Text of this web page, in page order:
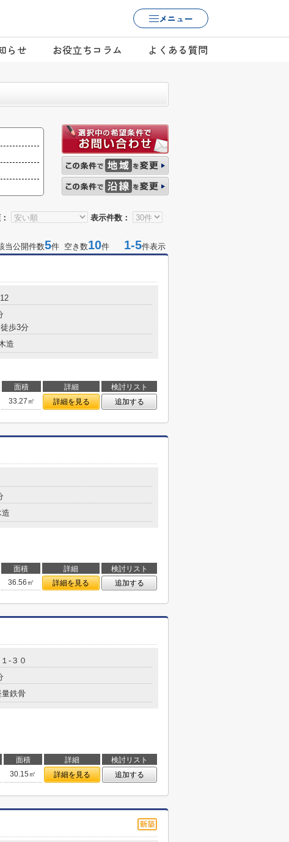
メニュー
らせ お役立ちコラム よくある質問
表示件数：
当公開件数5件 空き数10件 1-5件表示
歩3分
造
面積 詳細
検討リスト
33.27㎡ 詳細を見る 追加する
造
面積 詳細
検討リスト
36.56㎡ 詳細を見る 追加する
-３０
量鉄骨
面積 詳細
検討リスト
30.15㎡ 詳細を見る 追加する